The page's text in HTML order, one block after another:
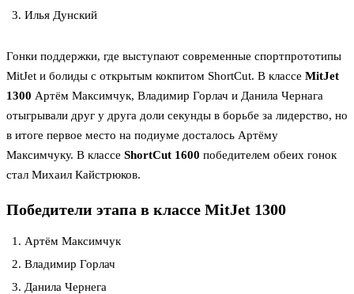
Илья Дунский
Гонки поддержки, где выступают современные спортпрототипы
MitJet и болиды с открытым кокпитом ShortCut. В классе MitJet
1300 Артём Максимчук, Владимир Горлач и Данила Чернага
отыгрывали друг у друга доли секунды в борьбе за лидерство, но
в итоге первое место на подиуме досталось Артёму
Максимчуку. В классе ShortCut 1600 победителем обеих гонок
стал Михаил Кайстрюков.
Победители этапа в классе MitJet 1300
Артём Максимчук
Владимир Горлач
Данила Чернега